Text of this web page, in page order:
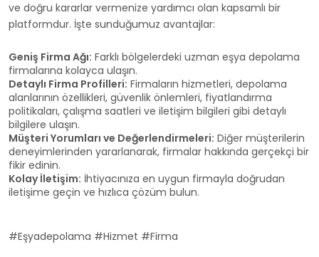
ve doğru kararlar vermenize yardımcı olan kapsamlı bir
platformdur. İşte sunduğumuz avantajlar:
Geniş Firma Ağı: Farklı bölgelerdeki uzman eşya depolama
firmalarına kolayca ulaşın.
Detaylı Firma Profilleri: Firmaların hizmetleri, depolama
alanlarının özellikleri, güvenlik önlemleri, fiyatlandırma
politikaları, çalışma saatleri ve iletişim bilgileri gibi detaylı
bilgilere ulaşın.
Müşteri Yorumları ve Değerlendirmeleri: Diğer müşterilerin
deneyimlerinden yararlanarak, firmalar hakkında gerçekçi bir
fikir edinin.
Kolay İletişim: İhtiyacınıza en uygun firmayla doğrudan
iletişime geçin ve hızlıca çözüm bulun.
#Eşyadepolama #Hizmet #Firma